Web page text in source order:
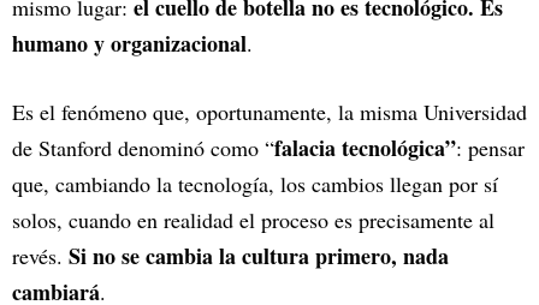
mismo lugar: el cuello de botella no es tecnológico. Es
humano y organizacional.
Es el fenómeno que, oportunamente, la misma Universidad
de Stanford denominó como “falacia tecnológica”: pensar
que, cambiando la tecnología, los cambios llegan por sí
solos, cuando en realidad el proceso es precisamente al
revés. Si no se cambia la cultura primero, nada
cambiará.